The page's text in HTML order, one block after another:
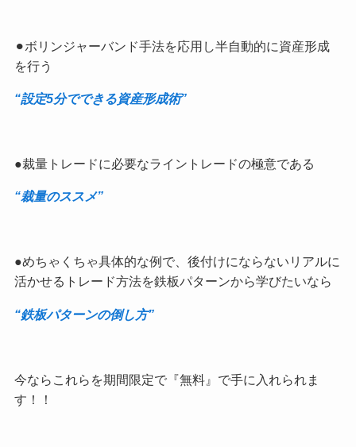
⚫︎ボリンジャーバンド手法を応用し半自動的に資産形成
を行う
“設定5分でできる資産形成術”
●裁量トレードに必要なライントレードの極意である
“裁量のススメ”
●めちゃくちゃ具体的な例で、後付けにならないリアルに
活かせるトレード方法を鉄板パターンから学びたいなら
“鉄板パターンの倒し方”
今ならこれらを期間限定で『無料』で手に入れられま
す！！